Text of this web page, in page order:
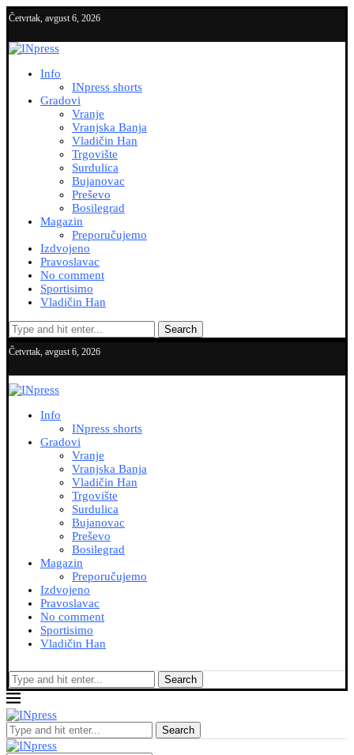
Četvrtak, avgust 6, 2026
Info
INpress shorts
Gradovi
Vranje
Vranjska Banja
Vladičin Han
Trgovište
Surdulica
Bujanovac
Preševo
Bosilegrad
Magazin
Preporučujemo
Izdvojeno
Pravoslavac
No comment
Sportisimo
Vladičin Han
Search
Četvrtak, avgust 6, 2026
Info
INpress shorts
Gradovi
Vranje
Vranjska Banja
Vladičin Han
Trgovište
Surdulica
Bujanovac
Preševo
Bosilegrad
Magazin
Preporučujemo
Izdvojeno
Pravoslavac
No comment
Sportisimo
Vladičin Han
Search
Search